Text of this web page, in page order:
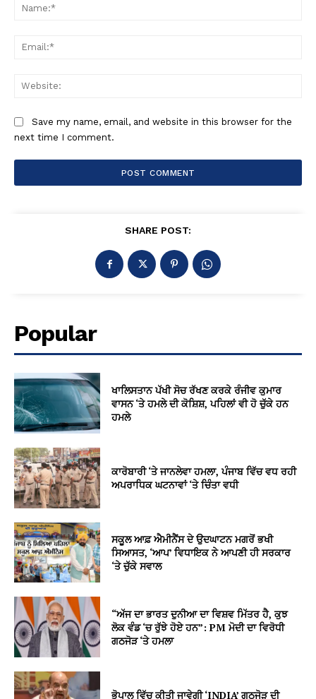
Save my name, email, and website in this browser for the
next time I comment.
SHARE POST:
Popular
ਖਾਲਿਸਤਾਨ ਪੱਖੀ ਸੋਚ ਰੱਖਣ ਕਰਕੇ ਰੰਜੀਵ ਕੁਮਾਰ
ਵਾਸਨ ‘ਤੇ ਹਮਲੇ ਦੀ ਕੋਸ਼ਿਸ਼, ਪਹਿਲਾਂ ਵੀ ਹੋ ਚੁੱਕੇ ਹਨ
ਹਮਲੇ
ਕਾਰੋਬਾਰੀ ‘ਤੇ ਜਾਨਲੇਵਾ ਹਮਲਾ, ਪੰਜਾਬ ਵਿੱਚ ਵਧ ਰਹੀ
ਅਪਰਾਧਿਕ ਘਟਨਾਵਾਂ ‘ਤੇ ਚਿੰਤਾ ਵਧੀ
ਸਕੂਲ ਆਫ਼ ਐਮੀਨੈਂਸ ਦੇ ਉਦਘਾਟਨ ਮਗਰੋਂ ਭਖੀ
ਸਿਆਸਤ, ‘ਆਪ’ ਵਿਧਾਇਕ ਨੇ ਆਪਣੀ ਹੀ ਸਰਕਾਰ
‘ਤੇ ਚੁੱਕੇ ਸਵਾਲ
“ਅੱਜ ਦਾ ਭਾਰਤ ਦੁਨੀਆ ਦਾ ਵਿਸ਼ਵ ਮਿੱਤਰ ਹੈ, ਕੁਝ
ਲੋਕ ਵੰਡ ‘ਚ ਰੁੱਝੇ ਹੋਏ ਹਨ”: PM ਮੋਦੀ ਦਾ ਵਿਰੋਧੀ
ਗਠਜੋੜ ‘ਤੇ ਹਮਲਾ
ਭੋਪਾਲ ਵਿੱਚ ਕੀਤੀ ਜਾਵੇਗੀ ‘INDIA’ ਗਠਜੋੜ ਦੀ